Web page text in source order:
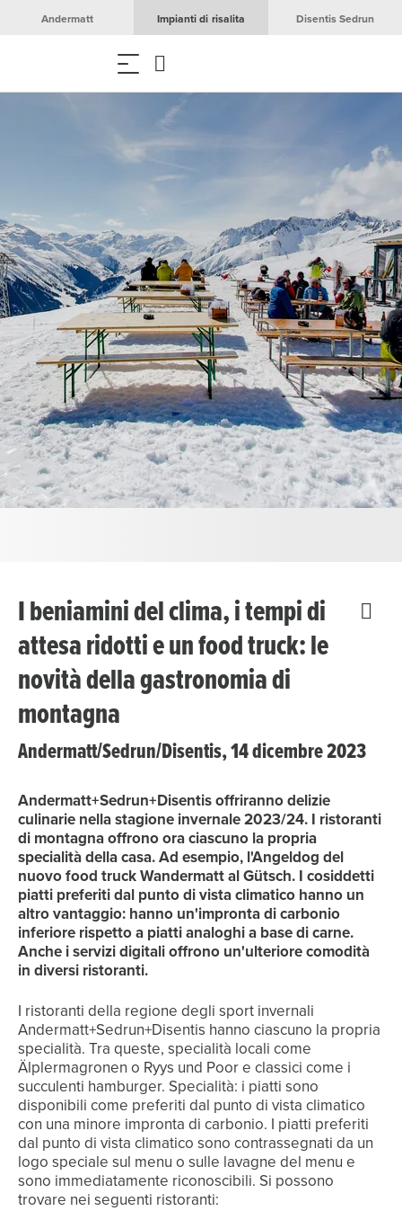
Andermatt Impianti di risalita Disentis Sedrun
I beniamini del clima, i tempi di
attesa ridotti e un food truck: le
novità della gastronomia di
montagna
Andermatt/Sedrun/Disentis, 14 dicembre 2023
Andermatt+Sedrun+Disentis offriranno delizie
culinarie nella stagione invernale 2023/24. I ristoranti
di montagna offrono ora ciascuno la propria
specialità della casa. Ad esempio, l'Angeldog del
nuovo food truck Wandermatt al Gütsch. I cosiddetti
piatti preferiti dal punto di vista climatico hanno un
altro vantaggio: hanno un'impronta di carbonio
inferiore rispetto a piatti analoghi a base di carne.
Anche i servizi digitali offrono un'ulteriore comodità
in diversi ristoranti.
I ristoranti della regione degli sport invernali
Andermatt+Sedrun+Disentis hanno ciascuno la propria
specialità. Tra queste, specialità locali come
Älplermagronen o Ryys und Poor e classici come i
succulenti hamburger. Specialità: i piatti sono
disponibili come preferiti dal punto di vista climatico
con una minore impronta di carbonio. I piatti preferiti
dal punto di vista climatico sono contrassegnati da un
logo speciale sul menu o sulle lavagne del menu e
sono immediatamente riconoscibili. Si possono
trovare nei seguenti ristoranti: